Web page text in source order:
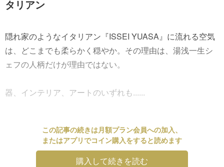
タリアン
隠れ家のようなイタリアン『ISSEI YUASA』に流れる空気
は、どこまでも柔らかく穏やか。その理由は、湯浅一生シ
ェフの人柄だけが理由ではない。
器、インテリア、アートのいずれも......
この記事の続きは月額プラン会員への加入、
またはアプリでコイン購入をすると読めます
購入して続きを読む